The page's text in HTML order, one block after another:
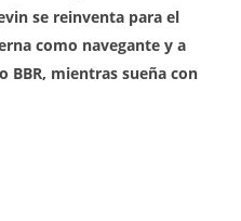
se reinventa para el
como navegante y a
BBR, mientras sueña con